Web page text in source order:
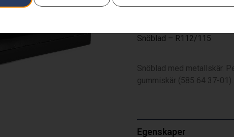
6 190kr
Snöblad – R112/115
Snöblad med metallskär.
gummiskär (585 64 37-
Egenskaper